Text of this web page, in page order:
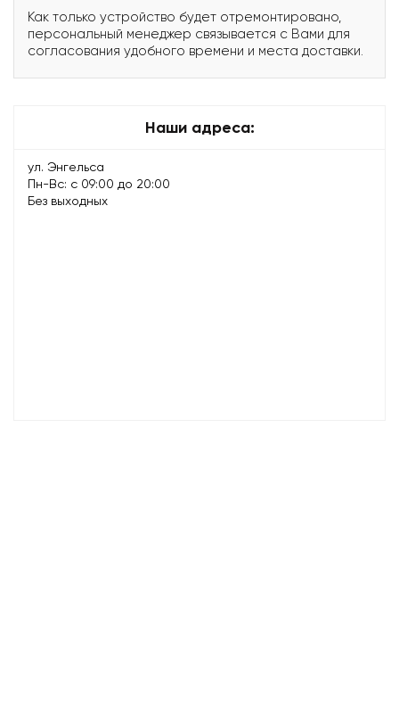
Как только устройство будет отремонтировано,
персональный менеджер связывается с Вами для
согласования удобного времени и места доставки.
Наши адреса:
ул. Энгельса
Пн-Вс: с 09:00 до 20:00
Без выходных